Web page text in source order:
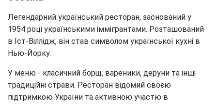
Легендарний український ресторан, заснований у
1954 році українськими іммігрантами. Розташований
в Іст-Віллідж, він став символом української кухні в
Нью-Йорку.
У меню - класичний борщ, вареники, деруни та інші
традиційні страви. Ресторан відомий своєю
підтримкою України та активною участю в